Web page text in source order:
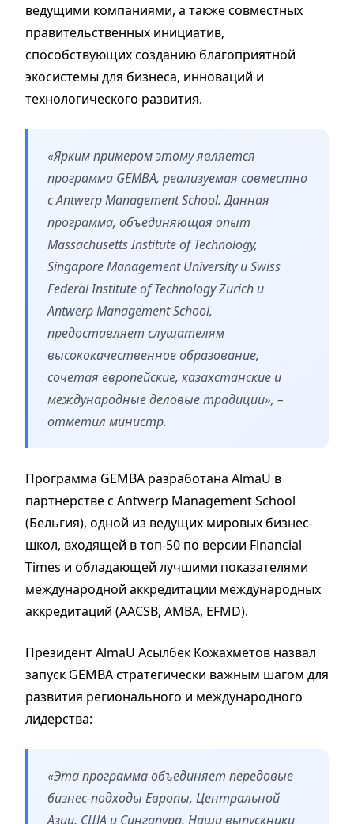
ведущими компаниями, а также совместных
правительственных инициатив,
способствующих созданию благоприятной
экосистемы для бизнеса, инноваций и
технологического развития.
«Ярким примером этому является
программа GEMBA, реализуемая совместно
с Antwerp Management School. Данная
программа, объединяющая опыт
Massachusetts Institute of Technology,
Singapore Management University и Swiss
Federal Institute of Technology Zurich и
Antwerp Management School,
предоставляет слушателям
высококачественное образование,
сочетая европейские, казахстанские и
международные деловые традиции», –
отметил министр.
Программа GEMBA разработана AlmaU в
партнерстве с Antwerp Management School
(Бельгия), одной из ведущих мировых бизнес-
школ, входящей в топ-50 по версии Financial
Times и обладающей лучшими показателями
международной аккредитации международных
аккредитаций (AACSB, AMBA, EFMD).
Президент AlmaU Асылбек Кожахметов назвал
запуск GEMBA стратегически важным шагом для
развития регионального и международного
лидерства:
«Эта программа объединяет передовые
бизнес-подходы Европы, Центральной
Азии, США и Сингапура. Наши выпускники